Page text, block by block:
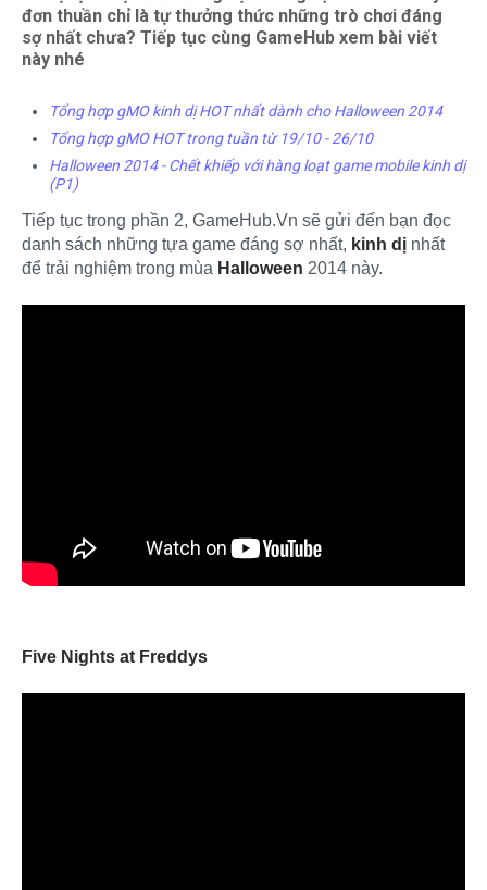
đơn thuần chỉ là tự thưởng thức những trò chơi đáng
sợ nhất chưa? Tiếp tục cùng GameHub xem bài viết
này nhé
Tổng hợp gMO kinh dị HOT nhất dành cho Halloween 2014
Tổng hợp gMO HOT trong tuần từ 19/10 - 26/10
Halloween 2014 - Chết khiếp với hàng loạt game mobile kinh dị
(P1)
Tiếp tục trong phần 2, GameHub.Vn sẽ gửi đến bạn đọc
danh sách những tựa game đáng sợ nhất, kinh dị nhất
để trải nghiệm trong mùa Halloween 2014 này.
Five Nights at Freddys